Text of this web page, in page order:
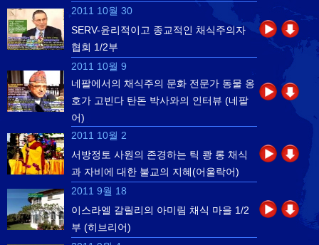
2011 10월 30
SERV-윤리적이고 종교적인 채식주의자
협회 1/2부
2011 10월 9
네팔에서의 채식주의 문화 전문가 동물 옹
호가 고빈다 탄돈 박사와의 인터뷰 (네팔
어)
2011 10월 2
서방정토 사원의 존경하는 틱 쾅 롱 채식
과 자비에 대한 불교의 지혜(어울락어)
2011 9월 18
이스라엘 갈릴리의 아미림 채식 마을 1/2
부 (히브리어)